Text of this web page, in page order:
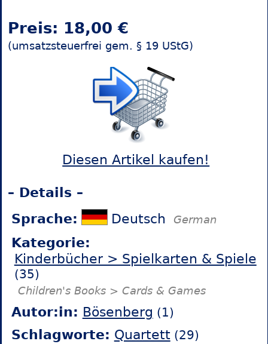
Preis: 18,00 €
(umsatzsteuerfrei gem. § 19 UStG)
Diesen Artikel kaufen!
– Details –
Sprache:
Deutsch German
Kategorie:
Kinderbücher > Spielkarten & Spiele
(35)
Children's Books > Cards & Games
Autor:in: Bösenberg (1)
Schlagworte: Quartett(29)